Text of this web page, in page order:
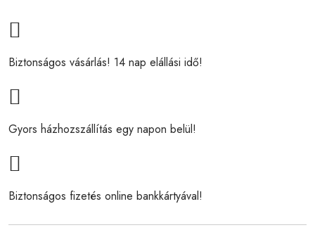
Biztonságos vásárlás! 14 nap elállási idő!
Gyors házhozszállítás egy napon belül!
Biztonságos fizetés online bankkártyával!